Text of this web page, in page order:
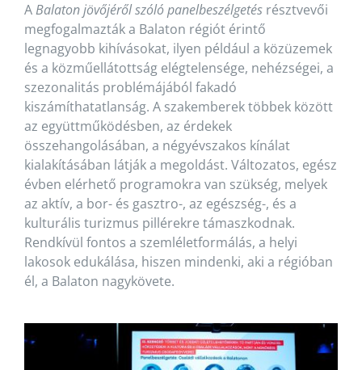
ABalaton jövőjéről szóló panelbeszélgetésrésztvevői
megfogalmazták a Balaton régiót érintő
legnagyobb kihívásokat, ilyen például a közüzemek
és a közműellátottság elégtelensége, nehézségei, a
szezonalitás problémájából fakadó
kiszámíthatatlanság. A szakemberek többek között
az együttműködésben, az érdekek
összehangolásában, a négyévszakos kínálat
kialakításában látják a megoldást. Változatos, egész
évben elérhető programokra van szükség, melyek
az aktív, a bor- és gasztro-, az egészség-, és a
kulturális turizmus pillérekre támaszkodnak.
Rendkívül fontos a szemléletformálás, a helyi
lakosok edukálása, hiszen mindenki, aki a régióban
él, a Balaton nagykövete.